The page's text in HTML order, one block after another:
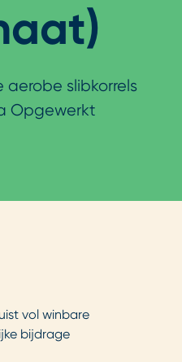
slibkorrels
Opgewerkt
vol winbare
bijdrage